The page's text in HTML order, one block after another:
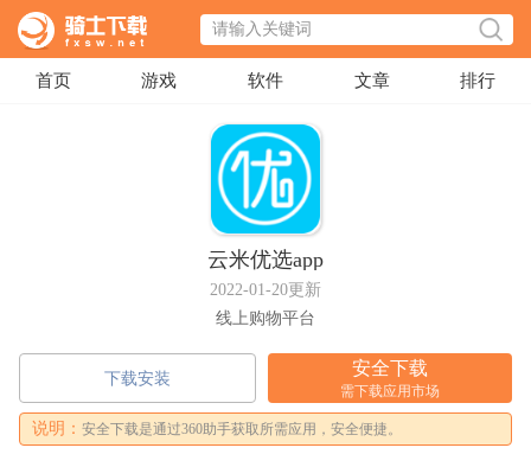
首页 游戏 软件 文章 排行
云米优选app
2022-01-20更新
线上购物平台
下载安装
安全下载
需下载应用市场
说明： 安全下载是通过360助手获取所需应用，安全便捷。